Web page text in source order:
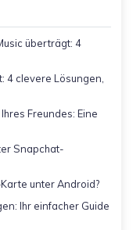
überträgt: 4
4 clevere Lösungen,
Freundes: Eine
Snapchat-
unter Android?
Ihr einfacher Guide